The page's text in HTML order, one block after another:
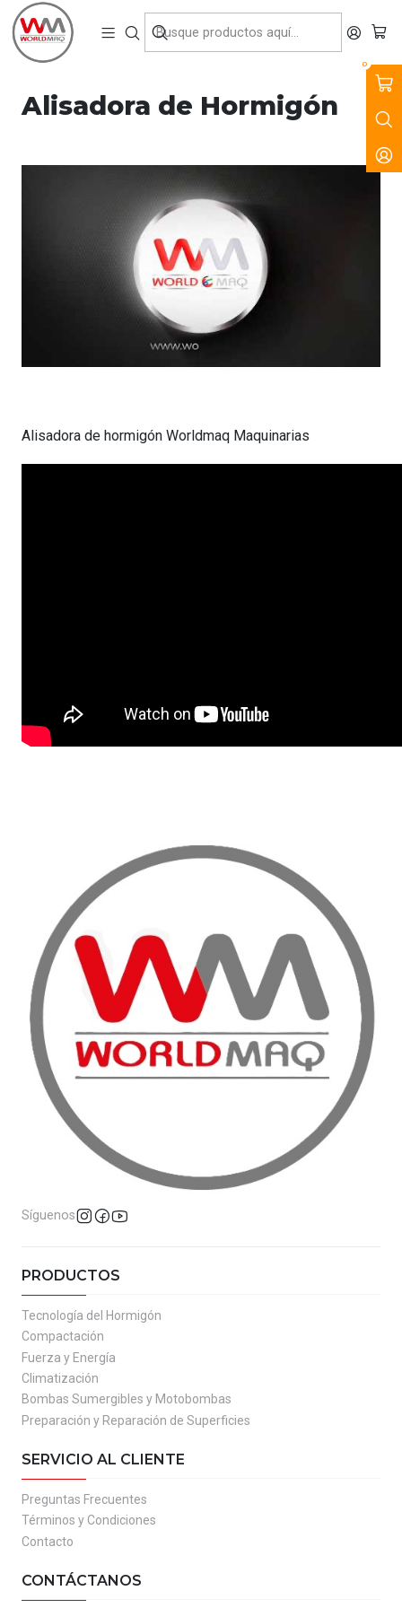
0
VENTA, ARRIENDO Y SERVICIO DE MAQUINARIA PARA LA
CONSTRUCCIÓN, MINERÍA E INDUSTRIA.
Inicio Videos Alisadora de Hormigón
Alisadora de Hormigón
Alisadora de hormigón Worldmaq Maquinarias
Síguenos
PRODUCTOS
Tecnología del Hormigón
Compactación
Fuerza y Energía
Climatización
Bombas Sumergibles y Motobombas
Preparación y Reparación de Superficies
SERVICIO AL CLIENTE
Preguntas Frecuentes
Términos y Condiciones
Contacto
CONTÁCTANOS